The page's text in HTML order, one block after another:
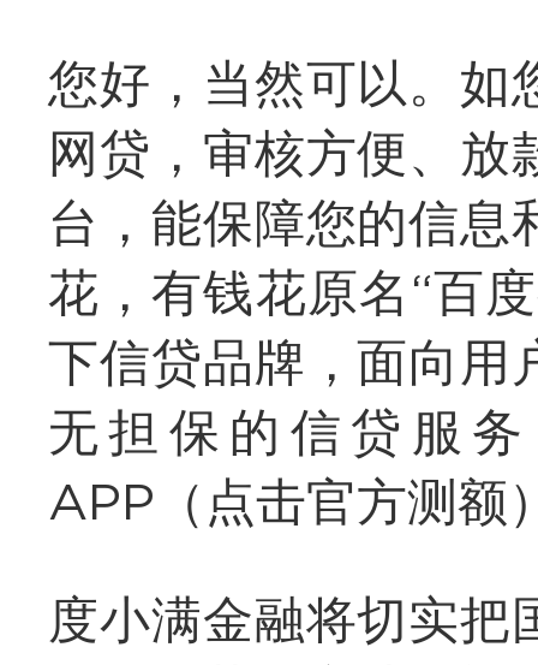
您好，当然可以。如
网贷，审核方便、放
台，能保障您的信息
花，有钱花原名“百
下信贷品牌，面向
无担保的信贷服
APP（点击官方测额
度小满金融将切实把